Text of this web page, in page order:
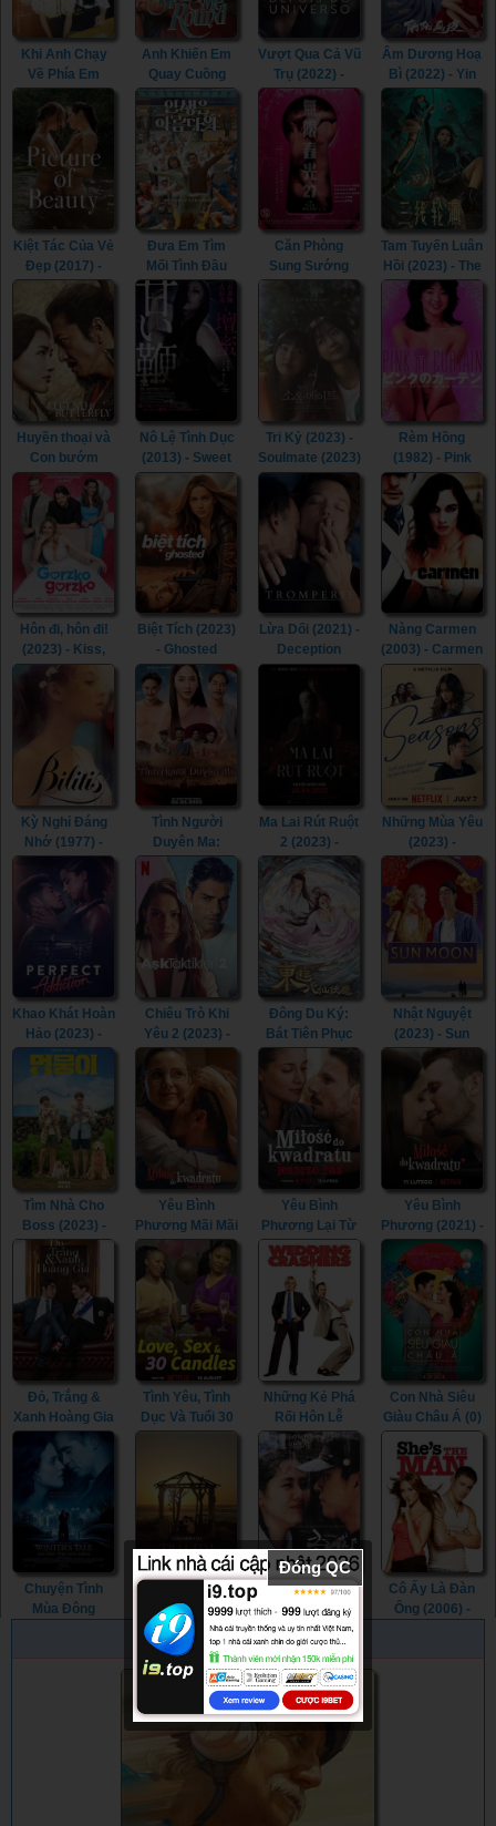
Khi Anh Chạy
Về Phía Em
Fly Towards You
(2023)
Anh Khiến Em
Quay Cuồng
(2022) - Spin Me
Round (2022)
Vượt Qua Cả Vũ
Trụ (2022) -
Beyond the
Universe (2022)
Âm Dương Hoạ
Bì (2022) - Yin
Yang Painted
Skin (2022)
Kiệt Tác Của Vẻ
Đẹp (2017) -
Picture of
Beauty (2017)
Đưa Em Tìm
Mối Tình Đầu
(2022) - Life Is
Beautiful (2022)
Căn Phòng
Sung Sướng
Tam Tuyến Luân
Hồi (2023) - The
River (2023)
Huyền thoại và
Con bướm
(2023) - The
Legend &
Butterfly (2023)
Nô Lệ Tình Dục
(2013) - Sweet
Whip (2013)
Tri Kỷ (2023) -
Soulmate (2023)
Rèm Hồng
(1982) - Pink
Curtain (1982)
Hôn đi, hôn đi!
(2023) - Kiss,
Kiss! (2023)
Biệt Tích (2023)
- Ghosted
(2023)
Lừa Dối (2021) -
Deception
Nàng Carmen
(2003) - Carmen
(2003)
Kỳ Nghỉ Đáng
Nhớ (1977) -
Tình Người
Duyên Ma:
Ngoại Truyện
(2023) - Tid Noi:
More Than True
Love (2023)
Ma Lai Rút Ruột
2 (2023) -
Inhuman Kiss 2
(2023)
Những Mùa Yêu
(2023) -
Seasons (2023)
Khao Khát Hoàn
Hảo (2023) -
Perfect
Addiction (2023)
Chiêu Trò Khi
Yêu 2 (2023) -
Love Tactics 2
(2023)
Đông Du Ký:
Bát Tiên Phục
Ma (2023) -
Journey To The
East: The Eight
Immortals
(2023)
Nhật Nguyệt
(2023) - Sun
Moon (2023)
Tìm Nhà Cho
Boss (2023) -
My Heart Puppy
(2023)
Yêu Bình
Phương Mãi Mãi
Squared Love
Everlasting
(2023)
Yêu Bình
Phương Lại Từ
Đầu (2023) -
Squared Love
All Over Again
(2023)
Yêu Bình
Phương (2021) -
Squared Love
(2021)
Đỏ, Trắng &
Xanh Hoàng Gia
White & Royal
Blue (2023)
Tình Yêu, Tình
Dục Và Tuổi 30
Candles (2023)
Những Kẻ Phá
Rối Hôn Lễ
(2005) -
Wedding
Crashers (2005)
Con Nhà Siêu
Giàu Châu Á (0)
Asians (0)
Chuyện Tình
Mùa Đông
Lựa Chọn Của
Trái Tim (2016) -
The Choice
(2016)
Ngày Xưa Yêu
Dấu (2003) - The
Classic (2003)
Cô Ấy Là Đàn
Ông (2006) -
PHIM NGẪU NHIÊN
Đóng QC